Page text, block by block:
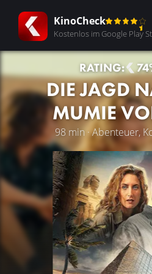
KinoCheck
Kostenlos im Google Play
RATING:
DIE JAGD
MUMIE
98 min · Abenteuer,